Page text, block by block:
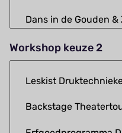
Workshop keuze 2